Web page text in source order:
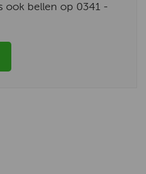
ook bellen op 0341 -